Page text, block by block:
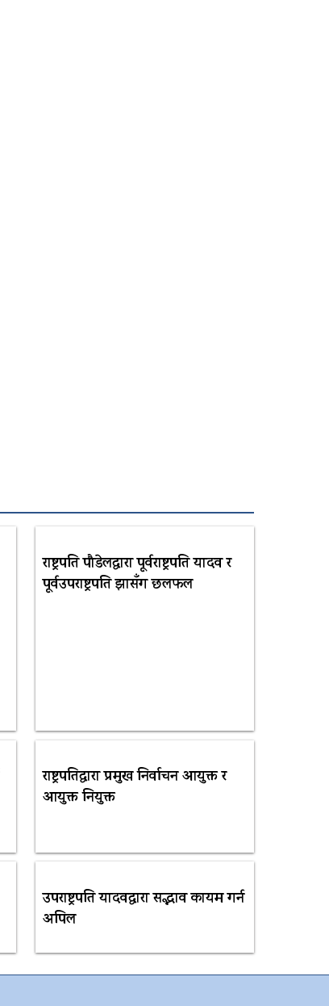
राष्ट्रपति पौडेलद्वारा पूर्वराष्ट्रपति यादव र
पूर्वउपराष्ट्रपति झासँग छलफल
राष्ट्रपतिद्वारा प्रमुख निर्वाचन आयुक्त र
आयुक्त नियुक्त
उपराष्ट्रपति यादवद्वारा सद्भाव कायम गर्न
अपिल